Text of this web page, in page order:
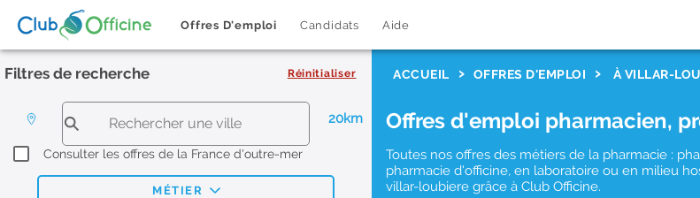
Offres D'emploi Candidats Aide
Filtres de recherche Réinitialiser
20km
Consulter les offres de la France d'outre-mer
MÉTIER
ACCUEIL OFFRES D'EMPLOI À VILLAR-
Offres d'emploi pharmacien,
Toutes nos offres des métiers de la pharmacie :
pharmacie d'officine, en laboratoire ou en milieu
villar-loubiere grâce à Club Officine.